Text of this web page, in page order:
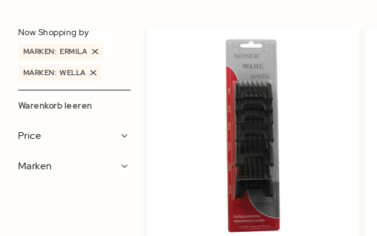
Now Shopping by
MARKEN ERMILA
MARKEN WELLA
Warenkorb leeren
Price
Marken